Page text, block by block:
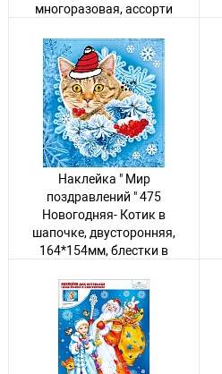
многоразовая, ассорти
выбора дизайна), пакет,
европодвес
Авторизуйтесь, чтобы
увидеть цену
1 товар
Наклейка " Мир
поздравлений " 475
Новогодняя- Котик в
шапочке, двусторонняя,
164*154мм, блестки в
Авторизуйтесь, чтобы
увидеть цену
10 товаров